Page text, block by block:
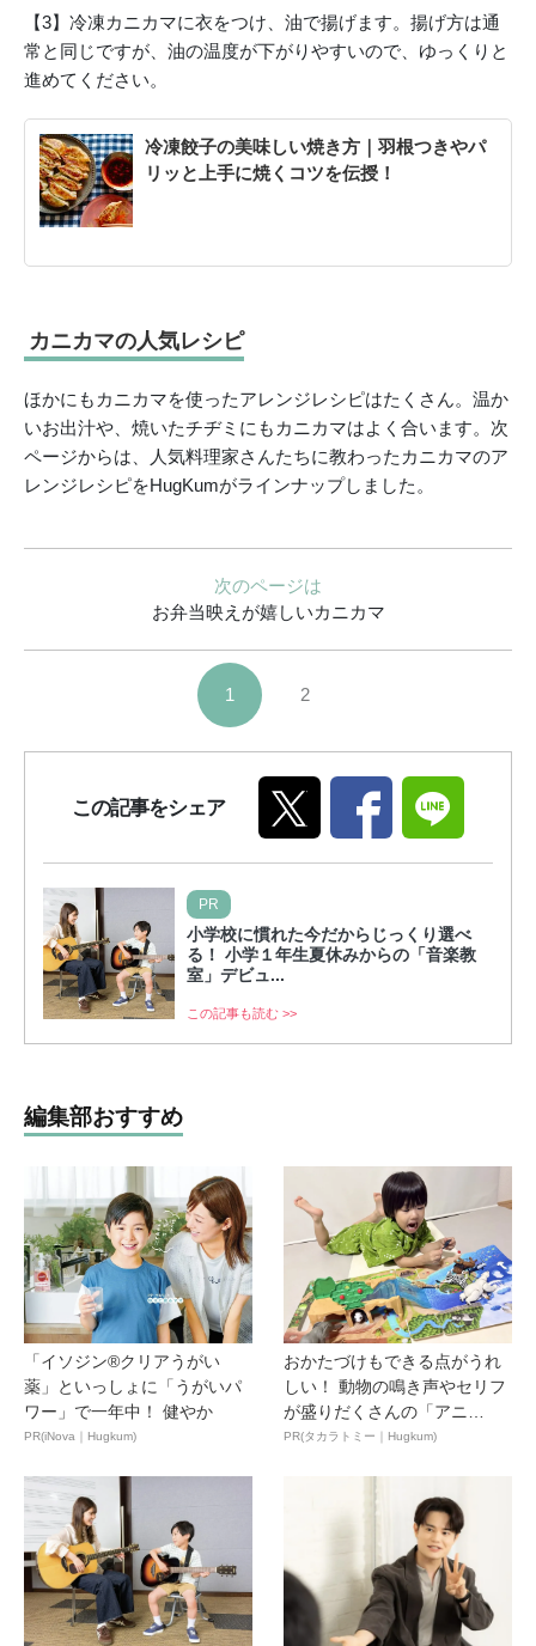
【3】冷凍カニカマに衣をつけ、油で揚げます。揚げ方は通
常と同じですが、油の温度が下がりやすいので、ゆっくりと
進めてください。
冷凍餃子の美味しい焼き方｜羽根つきやパ
リッと上手に焼くコツを伝授！
カニカマの人気レシピ
ほかにもカニカマを使ったアレンジレシピはたくさん。温か
いお出汁や、焼いたチヂミにもカニカマはよく合います。次
ページからは、人気料理家さんたちに教わったカニカマのア
レンジレシピをHugKumがラインナップしました。
次のページは
お弁当映えが嬉しいカニカマ
1 2
この記事をシェア
PR
小学校に慣れた今だからじっくり選べ
る！ 小学１年生夏休みからの「音楽教
室」デビュ...
この記事も読む >>
編集部おすすめ
「イソジン®クリアうがい
薬」といっしょに「うがいパ
ワー」で一年中！ 健やか
PR(iNova｜Hugkum)
おかたづけもできる点がうれ
しい！ 動物の鳴き声やセリフ
が盛りだくさんの「アニ
ア ...
PR(タカラトミー｜Hugkum)